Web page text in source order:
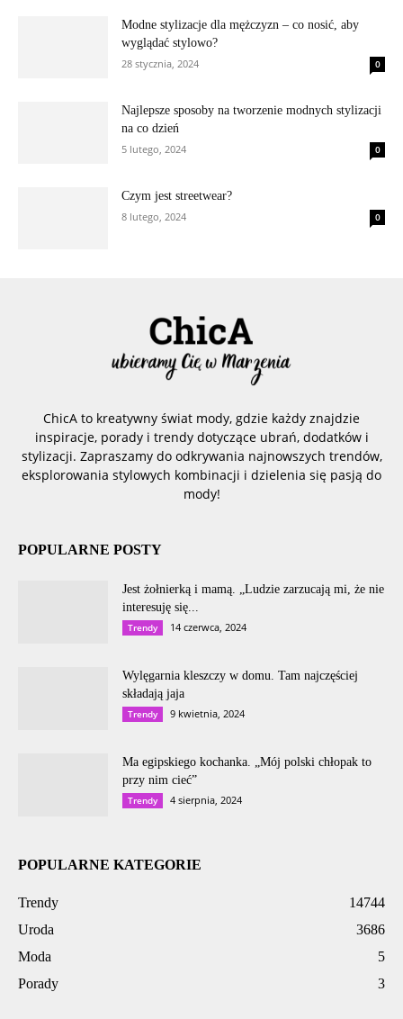
Modne stylizacje dla mężczyzn – co nosić, aby
wyglądać stylowo?
28 stycznia, 2024
0
Najlepsze sposoby na tworzenie modnych stylizacji
na co dzień
5 lutego, 2024
0
Czym jest streetwear?
8 lutego, 2024
0
ChicA to kreatywny świat mody, gdzie każdy znajdzie
inspiracje, porady i trendy dotyczące ubrań, dodatków i
stylizacji. Zapraszamy do odkrywania najnowszych trendów,
eksplorowania stylowych kombinacji i dzielenia się pasją do
mody!
POPULARNE POSTY
Jest żołnierką i mamą. „Ludzie zarzucają mi, że nie
interesuję się...
Trendy 14 czerwca, 2024
Wylęgarnia kleszczy w domu. Tam najczęściej
składają jaja
Trendy 9 kwietnia, 2024
Ma egipskiego kochanka. „Mój polski chłopak to
przy nim cieć”
Trendy 4 sierpnia, 2024
POPULARNE KATEGORIE
Trendy
14744
Uroda
3686
Moda
5
Porady
3